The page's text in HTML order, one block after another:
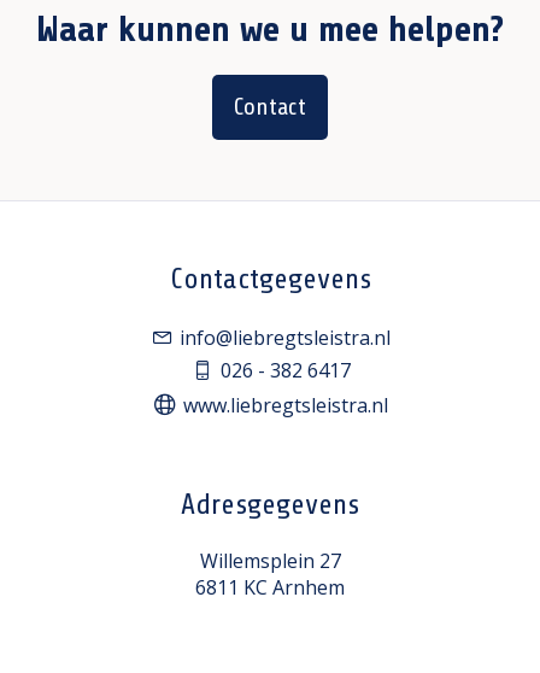
Waar kunnen we u mee helpen?
Contact
Contactgegevens
info@liebregtsleistra.nl
026 - 382 6417
www.liebregtsleistra.nl
Adresgegevens
Willemsplein 27
6811 KC Arnhem